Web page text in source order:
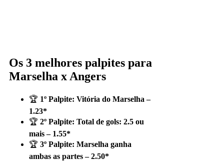
Os 3 melhores palpites para
Marselha x Angers
🏆 1º Palpite: Vitória do Marselha –
1.23*
🏆 2º Palpite: Total de gols: 2.5 ou
mais – 1.55*
🏆 3º Palpite: Marselha ganha
ambas as partes – 2.50*